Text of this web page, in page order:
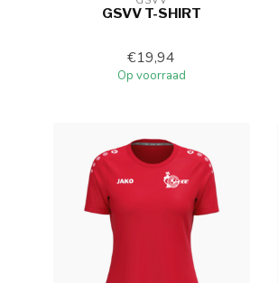
GSVV T-SHIRT
€19,94
Op voorraad